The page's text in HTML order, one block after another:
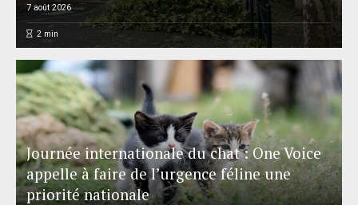
7 août 2026
2 min
Journée internationale du chat : One Voice
appelle à faire de l’urgence féline une
priorité nationale